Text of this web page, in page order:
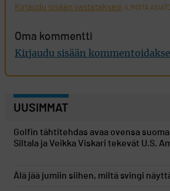
Kirjaudu sisään vastataksesi ILMOITA
Oma kommentti
Kirjaudu sisään
UUSIMMAT
Golfin tähtitehdas avaa ovensa
Siltala ja Veikka Viskari tekevät U.S.
Älä jää jumiin siihen, miltä svingi